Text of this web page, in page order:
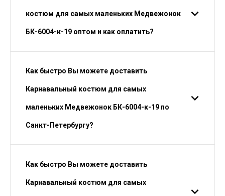
костюм для самых маленьких Медвежонок
БК-6004-к-19 оптом и как оплатить?
Как быстро Вы можете доставить
Карнавальный костюм для самых
маленьких Медвежонок БК-6004-к-19 по
Санкт-Петербургу?
Как быстро Вы можете доставить
Карнавальный костюм для самых